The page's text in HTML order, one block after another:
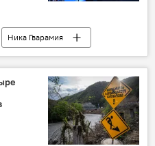
Ника Гварамия